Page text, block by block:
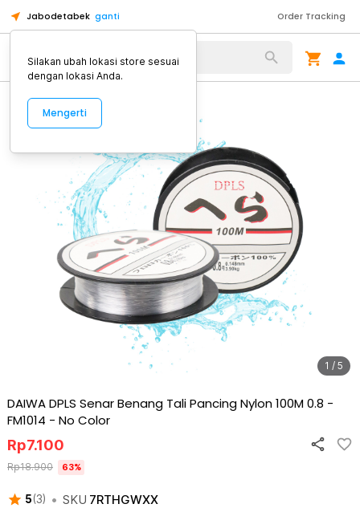
Jabodetabek ganti Order Tracking
Alat Kopi
1 / 5
DAIWA DPLS Senar Benang Tali Pancing Nylon 100M 0.8 -
FM1014 - No Color
5(3) • SKU 7RTHGWXX
Rp7.100
Rp18.900 63%
Silakan ubah lokasi store sesuai
dengan lokasi Anda.
Mengerti